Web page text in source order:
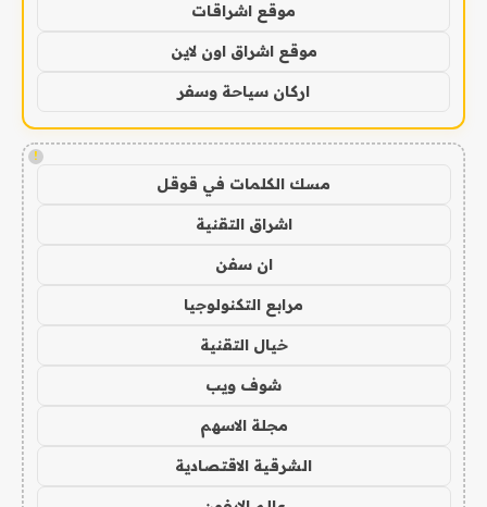
موقع اشراقات
موقع اشراق اون لاين
اركان سياحة وسفر
!
مسك الكلمات في قوقل
اشراق التقنية
ان سفن
مرابع التكنولوجيا
خيال التقنية
شوف ويب
مجلة الاسهم
الشرقية الاقتصادية